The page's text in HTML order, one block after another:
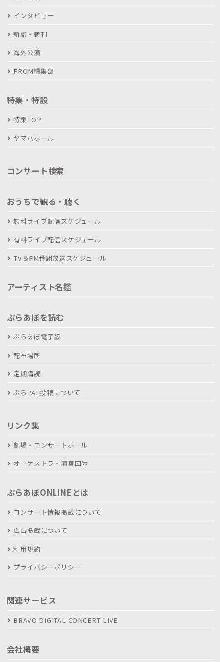
インタビュー
新譜・新刊
海外公演
FROM編集部
特集・特設
特集TOP
ヤマハホール
コンサート検索
おうちで観る・聴く
無料ライブ配信スケジュール
有料ライブ配信スケジュール
TV＆FM番組放送スケジュール
アーティスト名鑑
ぶらあぼを読む
ぶらあぼ電子版
配布場所
定期購読
ぶらPAL投稿について
リンク集
劇場・コンサートホール
オーケストラ・演奏団体
ぶらあぼONLINEとは
コンサート情報掲載について
広告掲載について
利用規約
プライバシーポリシー
関連サービス
BRAVO DIGITAL CONCERT LIVE
会社概要